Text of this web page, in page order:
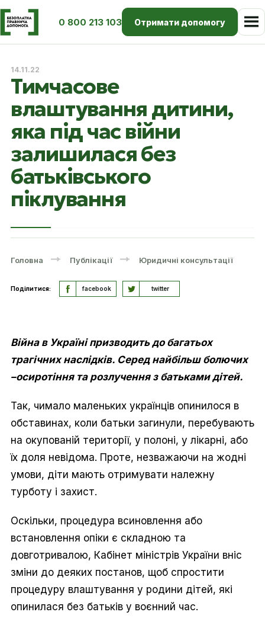
0 800 213 103 Отримати допомогу
14.11.22
Тимчасове
влаштування дитини,
яка під час війни
залишилася без
батьківського
піклування
Головна Публікації Юридичні консультації
Поділитися: facebook twitter
Війна в Україні призводить до багатьох
трагічних наслідків. Серед найбільш болючих
–осиротіння та розлучення з батьками дітей.
Так, чимало маленьких українців опинилося в
обставинах, коли батьки загинули, перебувають
на окупованій території, у полоні, у лікарні, або
їх доля невідома. Проте, незважаючи на жодні
умови, діти мають отримувати належну
турботу і захист.
Оскільки, процедура всиновлення або
встановлення опіки є складною та
довготривалою, Кабінет міністрів України вніс
зміни до деяких постанов, щоб спростити
процедуру влаштування у родини дітей, які
опинилася без батьків у воєнний час.